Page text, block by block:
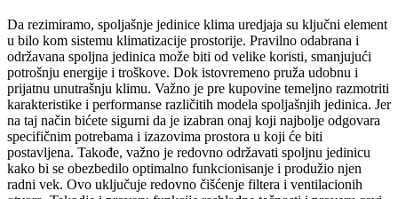
Da rezimiramo, spoljašnje jedinice klima uredjaja su ključni element
u bilo kom sistemu klimatizacije prostorije. Pravilno odabrana i
održavana spoljna jedinica može biti od velike koristi, smanjujući
potrošnju energije i troškove. Dok istovremeno pruža udobnu i
prijatnu unutrašnju klimu. Važno je pre kupovine temeljno razmotriti
karakteristike i performanse različitih modela spoljašnjih jedinica. Jer
na taj način bićete sigurni da je izabran onaj koji najbolje odgovara
specifičnim potrebama i izazovima prostora u koji će biti
postavljena. Takođe, važno je redovno održavati spoljnu jedinicu
kako bi se obezbedilo optimalno funkcionisanje i produžio njen
radni vek. Ovo uključuje redovno čišćenje filtera i ventilacionih